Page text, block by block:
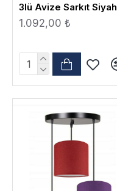
3lü Avize Sarkıt Siyah
1.092,00 ₺